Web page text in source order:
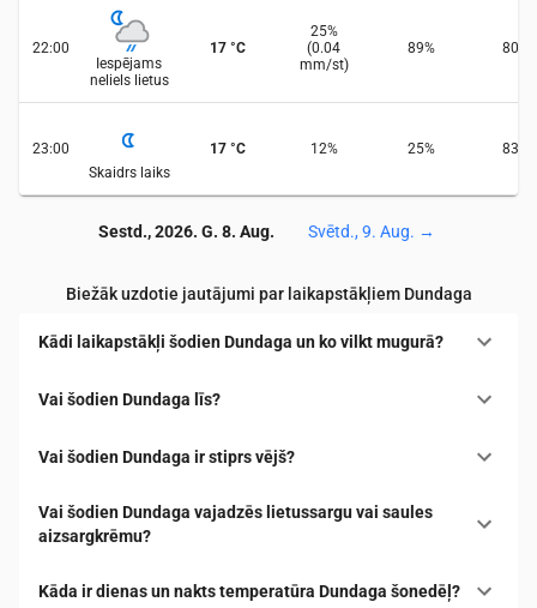
22:00
Iespējams
neliels lietus
17 °C
25%
(0.04
mm/st)
89% 80
23:00
Skaidrs laiks
17 °C 12% 25% 83
Sestd., 2026. G. 8. Aug. Svētd., 9. Aug. →
Biežāk uzdotie jautājumi par laikapstākļiem Dundaga
Kādi laikapstākļi šodien Dundaga un ko vilkt mugurā?
Vai šodien Dundaga līs?
Vai šodien Dundaga ir stiprs vējš?
Vai šodien Dundaga vajadzēs lietussargu vai saules
aizsargkrēmu?
Kāda ir dienas un nakts temperatūra Dundaga šonedēļ?